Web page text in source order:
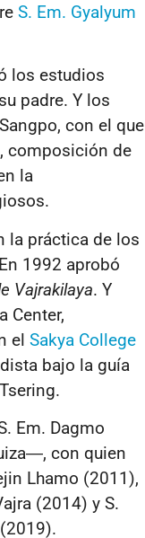
S. Em. Gyalyum
los estudios
padre. Y los
con el que
composición de
la
la práctica de los
1992 aprobó
Vajrakilaya. Y
Center,
el Sakya College
bajo la guía
Em. Dagmo
―, con quien
Lhamo (2011),
(2014) y S.